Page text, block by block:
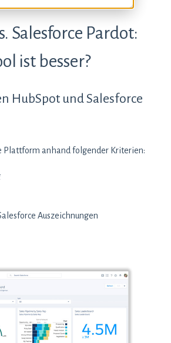
Salesforce Pardot:
ist besser?
HubSpot und Salesforce
Plattform anhand folgender Kriterien:
Auszeichnungen